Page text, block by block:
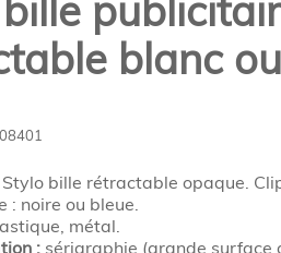
blanc
bille rétractable opaque.
: noire ou bleue.
métal.
:sérigraphie (grande surface